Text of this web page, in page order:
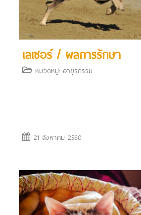
เลเซอร์ / ผลการรักษา
หมวดหมู่: อายุรกรรม
21 สิงหาคม 2560